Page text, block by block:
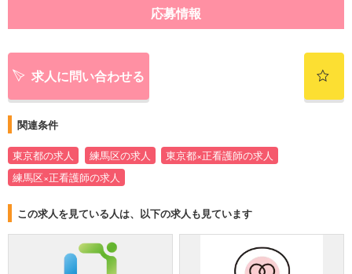
応募情報
求人に問い合わせる
関連条件
東京都の求人 練馬区の求人
東京都×正看護師の求人
練馬区×正看護師の求人
この求人を見ている人は、以下の求人も見ています